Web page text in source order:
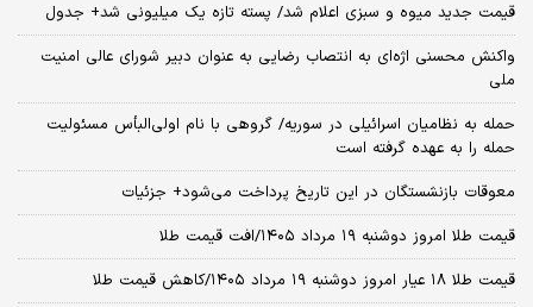
قیمت جدید میوه و سبزی اعلام شد/ پسته تازه یک میلیونی شد+ جدول
واکنش محسنی اژه‌ای به انتصاب رضایی به عنوان دبیر شورای عالی امنیت
ملی
حمله به نظامیان اسرائیلی در سوریه/ گروهی با نام اولی‌البأس مسئولیت
حمله را به عهده گرفته است
معوقات بازنشستگان در این تاریخ پرداخت می‌شود+ جزئیات
قیمت طلا امروز دوشنبه ۱۹ مرداد ۱۴۰۵/افت قیمت طلا
قیمت طلا ۱۸ عیار امروز دوشنبه ۱۹ مرداد ۱۴۰۵/کاهش قیمت طلا